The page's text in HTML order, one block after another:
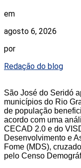
em
agosto 6, 2026
por
Redação do blog
São José do Seridó
municípios do Rio
de população
acordo com uma
CECAD 2.0 e do
Desenvolvimento e
Fome (MDS),
pelo Censo